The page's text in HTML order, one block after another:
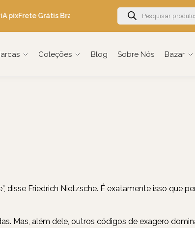
pixFrete Grátis Brasil acima de R$600Ganhe 5% OFF
Coleções Blog Sobre Nós Bazar
disse Friedrich Nietzsche. É exatamente isso que
Mas, além dele, outros códigos de exagero